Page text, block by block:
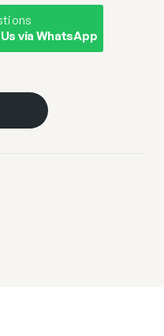
via WhatsApp